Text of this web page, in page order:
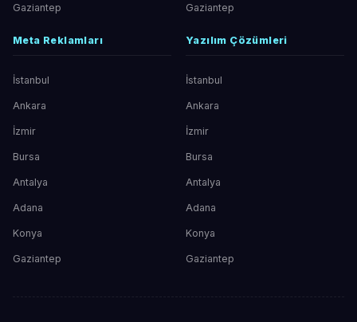
Gaziantep Gaziantep
Meta Reklamları
İstanbul
Ankara
İzmir
Bursa
Antalya
Adana
Konya
Gaziantep
Yazılım Çözümleri
İstanbul
Ankara
İzmir
Bursa
Antalya
Adana
Konya
Gaziantep